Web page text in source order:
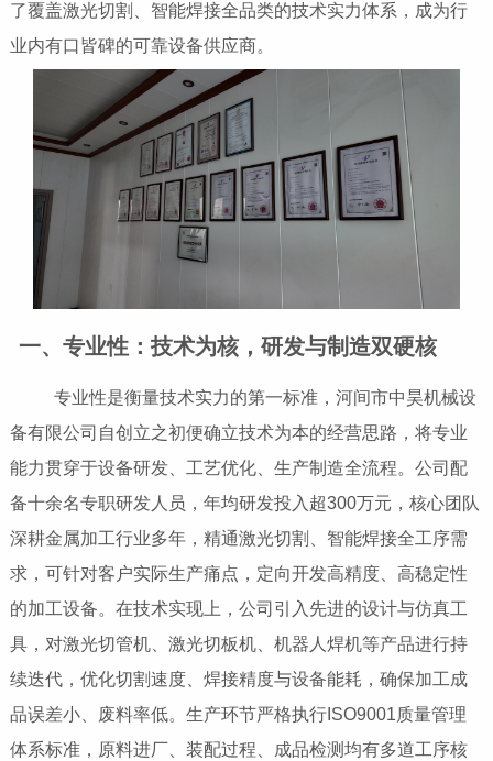
了覆盖激光切割、智能焊接全品类的技术实力体系，成为行
业内有口皆碑的可靠设备供应商。
一、专业性：技术为核，研发与制造双硬核
专业性是衡量技术实力的第一标准，河间市中昊机械设
备有限公司自创立之初便确立技术为本的经营思路，将专业
能力贯穿于设备研发、工艺优化、生产制造全流程。公司配
备十余名专职研发人员，年均研发投入超300万元，核心团队
深耕金属加工行业多年，精通激光切割、智能焊接全工序需
求，可针对客户实际生产痛点，定向开发高精度、高稳定性
的加工设备。在技术实现上，公司引入先进的设计与仿真工
具，对激光切管机、激光切板机、机器人焊机等产品进行持
续迭代，优化切割速度、焊接精度与设备能耗，确保加工成
品误差小、废料率低。生产环节严格执行ISO9001质量管理
体系标准，原料进厂、装配过程、成品检测均有多道工序核